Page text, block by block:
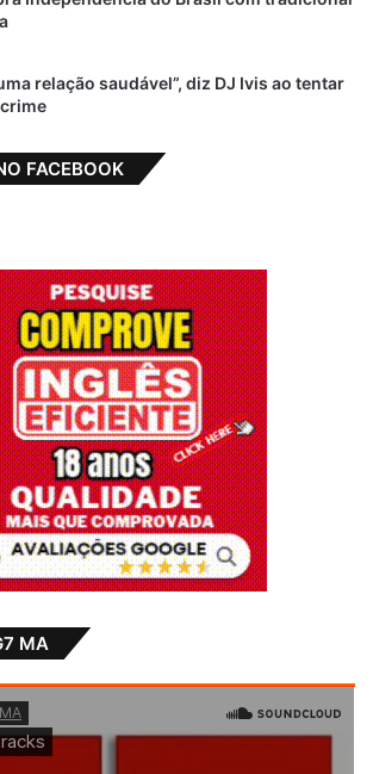
relação saudável”, diz DJ Ivis ao tentar
FACEBOOK
MA